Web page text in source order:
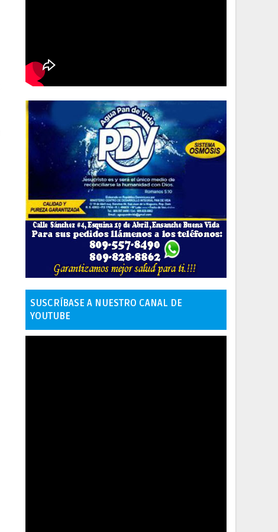
SUSCRÍBASE A NUESTRO CANAL DE
YOUTUBE